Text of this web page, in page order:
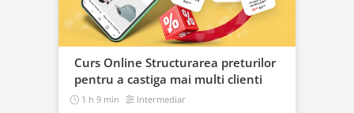
Curs Online Structurarea preturilor
pentru a castiga mai multi clienti
1 h 9 min Intermediar